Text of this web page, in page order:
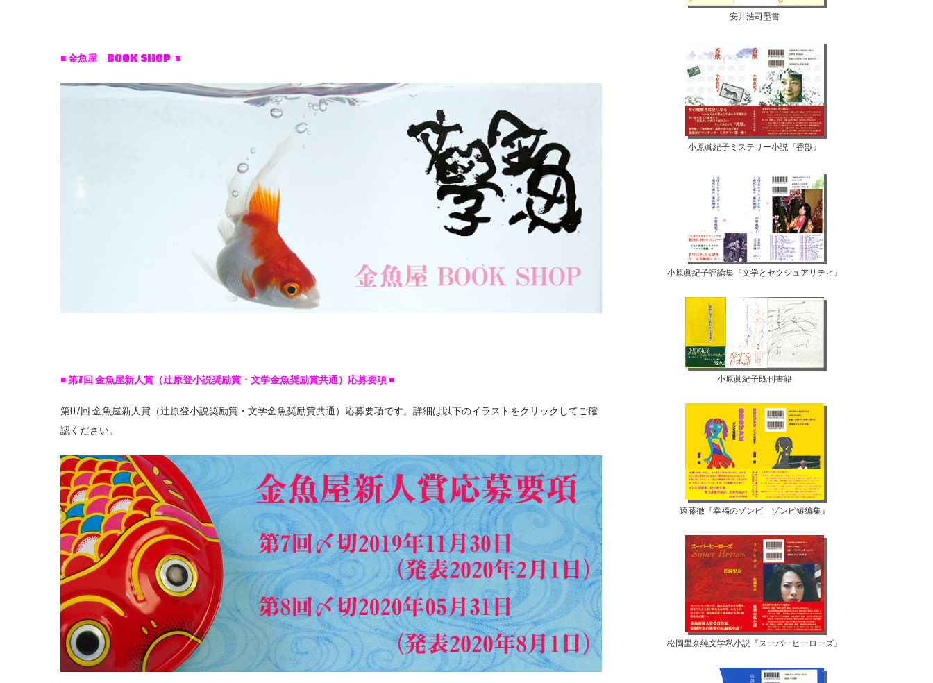
■ 金魚屋 BOOK SHOP ■
■第7回 金魚屋新人賞（辻原登小説奨励賞・文学金魚奨励賞共通）応募要項■
第07回 金魚屋新人賞（辻原登小説奨励賞・文学金魚奨励賞共通）応募要項です。詳細は以下のイラストをクリックしてご確
認ください。
安井浩司墨書
小原眞紀子ミステリー小説『香獣』
小原眞紀子評論集『文学とセクシュアリティ』
小原眞紀子既刊書籍
遠藤徹『幸福のゾンビ ゾンビ短編集』
松岡里奈純文学私小説『スーパーヒーローズ』